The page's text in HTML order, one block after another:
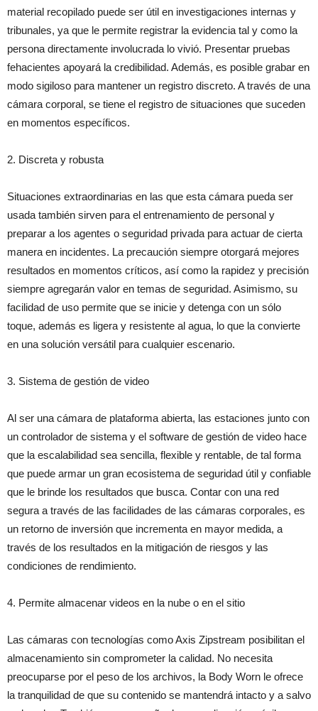
material recopilado puede ser útil en investigaciones internas y
tribunales, ya que le permite registrar la evidencia tal y como la
persona directamente involucrada lo vivió. Presentar pruebas
fehacientes apoyará la credibilidad. Además, es posible grabar en
modo sigiloso para mantener un registro discreto. A través de una
cámara corporal, se tiene el registro de situaciones que suceden
en momentos específicos.
2. Discreta y robusta
Situaciones extraordinarias en las que esta cámara pueda ser
usada también sirven para el entrenamiento de personal y
preparar a los agentes o seguridad privada para actuar de cierta
manera en incidentes. La precaución siempre otorgará mejores
resultados en momentos críticos, así como la rapidez y precisión
siempre agregarán valor en temas de seguridad. Asimismo, su
facilidad de uso permite que se inicie y detenga con un sólo
toque, además es ligera y resistente al agua, lo que la convierte
en una solución versátil para cualquier escenario.
3. Sistema de gestión de video
Al ser una cámara de plataforma abierta, las estaciones junto con
un controlador de sistema y el software de gestión de video hace
que la escalabilidad sea sencilla, flexible y rentable, de tal forma
que puede armar un gran ecosistema de seguridad útil y confiable
que le brinde los resultados que busca. Contar con una red
segura a través de las facilidades de las cámaras corporales, es
un retorno de inversión que incrementa en mayor medida, a
través de los resultados en la mitigación de riesgos y las
condiciones de rendimiento.
4. Permite almacenar videos en la nube o en el sitio
Las cámaras con tecnologías como Axis Zipstream posibilitan el
almacenamiento sin comprometer la calidad. No necesita
preocuparse por el peso de los archivos, la Body Worn le ofrece
la tranquilidad de que su contenido se mantendrá intacto y a salvo